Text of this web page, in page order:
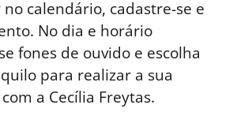
calendário, cadastre-se e
No dia e horário
fones de ouvido e escolha
para realizar a sua
a Cecília Freytas.